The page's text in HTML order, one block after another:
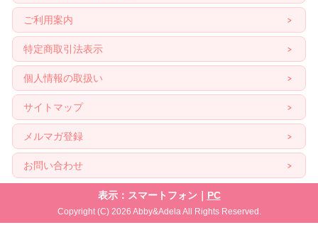
ご利用案内
特定商取引法表示
個人情報の取扱い
サイトマップ
メルマガ登録
お問い合わせ
表示：スマートフォン｜ PC
Copyright (C) 2026 Abby&Adela All Rights Reserved.